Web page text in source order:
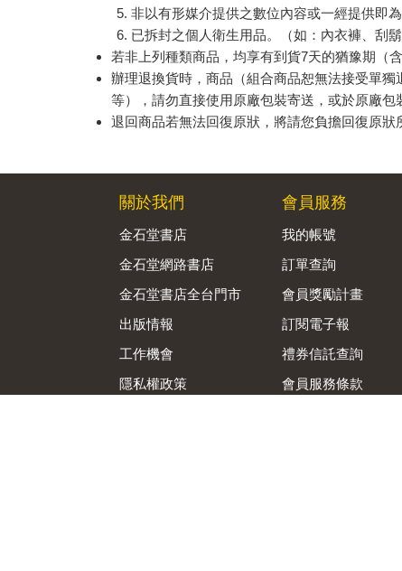
非以有形媒介提供之數位內容或一經提供即
已拆封之個人衛生用品。（如：內衣褲、刮
若非上列種類商品，均享有到貨7天的猶豫期（含
辦理退換貨時，商品（組合商品恕無法接受單
等），請勿直接使用原廠包裝寄送，或於原廠包
退回商品若無法回復原狀，將請您負擔回復原狀
關於我們
金石堂書店
金石堂網路書店
金石堂書店全台門市
出版情報
工作機會
隱私權政策
會員服務
我的帳號
訂單查詢
會員獎勵計畫
訂閱電子報
禮券信託查詢
會員服務條款